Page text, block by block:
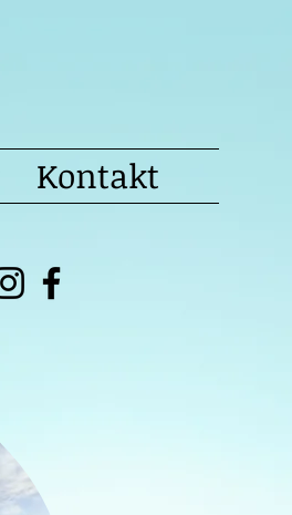
Kontakt